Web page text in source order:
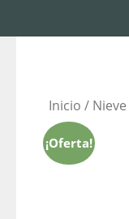
Inicio / Nieve
¡Oferta!